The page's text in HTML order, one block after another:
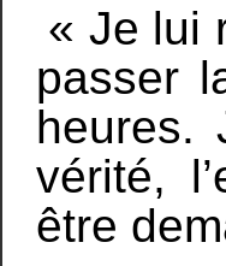
« Je lui
passer
heures.
vérité,
être